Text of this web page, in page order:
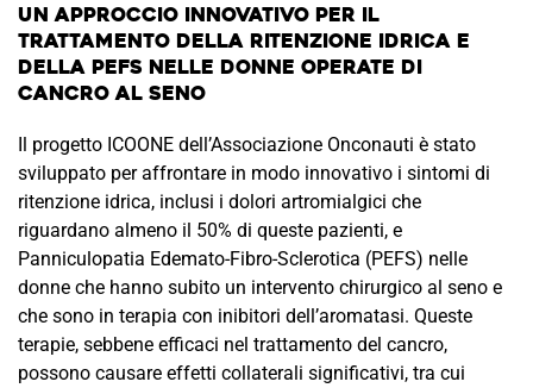
UN APPROCCIO INNOVATIVO PER IL
TRATTAMENTO DELLA RITENZIONE IDRICA E
DELLA PEFS NELLE DONNE OPERATE DI
CANCRO AL SENO
Il progetto ICOONE dell’Associazione Onconauti è stato
sviluppato per affrontare in modo innovativo i sintomi di
ritenzione idrica, inclusi i dolori artromialgici che
riguardano almeno il 50% di queste pazienti, e
Panniculopatia Edemato-Fibro-Sclerotica (PEFS) nelle
donne che hanno subito un intervento chirurgico al seno e
che sono in terapia con inibitori dell’aromatasi. Queste
terapie, sebbene efficaci nel trattamento del cancro,
possono causare effetti collaterali significativi, tra cui